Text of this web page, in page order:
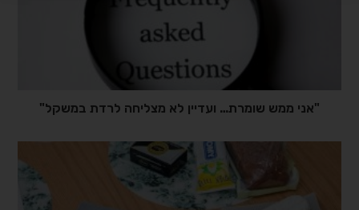
"אני ממש שומרת… ועדיין לא מצליחה לרדת במשקל"